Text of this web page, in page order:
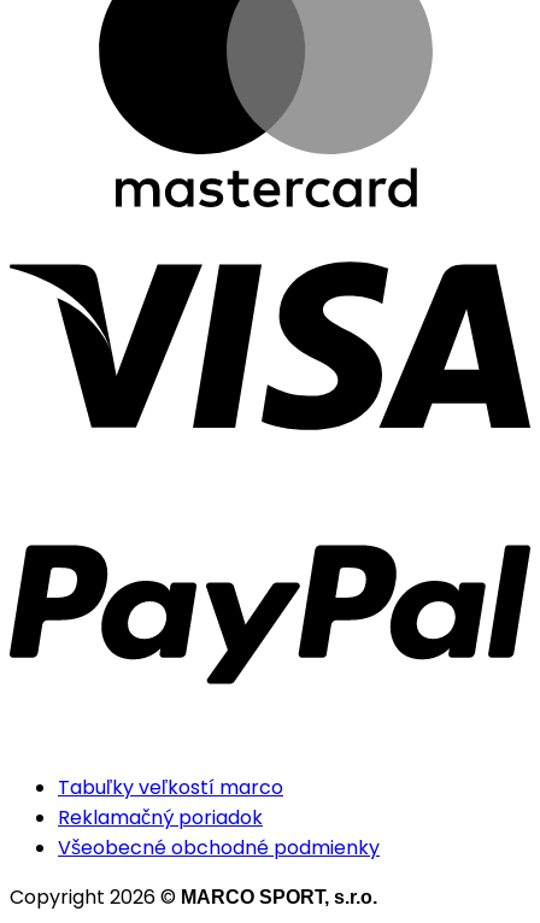
Tabuľky veľkostí marco
Reklamačný poriadok
Všeobecné obchodné podmienky
Copyright 2026 © MARCO SPORT, s.r.o.